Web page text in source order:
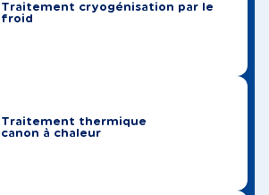
Traitement cryogénisation par le
froid
Traitement thermique
canon à chaleur